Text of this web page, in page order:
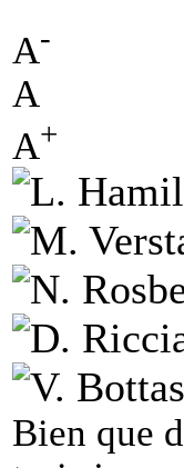
A-
A
A+
Bien que